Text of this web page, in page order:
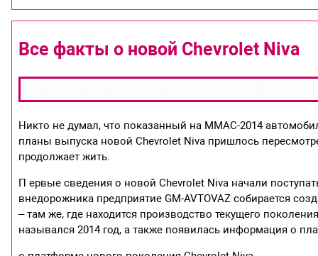
Все факты о новой Chevrolet Niva
Никто не думал, что показанный на ММАС-2014
планы выпуска новой Chevrolet Niva пришлось
продолжает жить.
П ервые сведения о новой Chevrolet Niva начали
внедорожника предприятие GM-AVTOVAZ собирается
– там же, где находится производство текущего
назывался 2014 год, а также появилась информация о